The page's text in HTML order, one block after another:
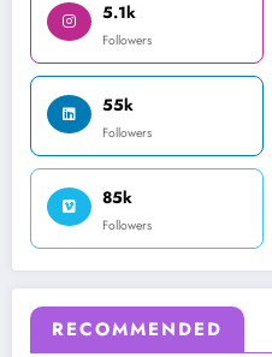
5.1k
Followers
55k
Followers
85k
Followers
RECOMMENDED